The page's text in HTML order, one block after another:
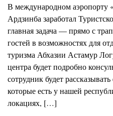
В международном аэропорту
Ардзинба заработал
главная задача — прямо с
гостей в возможностях для
туризма Абхазии Астамур
центра будет подробно
сотрудник будет
которые есть у нашей
локациях, […]